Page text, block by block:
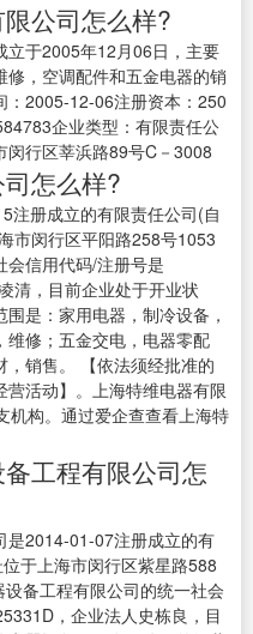
公司怎么样?
立于2005年12月06日，主要
，空调配件和五金电器的销
：2005-12-06注册资本：250
企业类型：有限责任公
行区莘浜路89号C－3008
怎么样?
注册成立的有限责任公司(自
市闵行区平阳路258号1053
会信用代码/注册号是
清，目前企业处于开业状
是：家用电器，制冷设备，
修；五金交电，电器零配
销售。 【依法须经批准的
活动】。上海特维电器有限
机构。通过爱企查查看上海特
工程有限公司怎
是2014-01-07注册成立的有
于上海市闵行区紫星路588
备工程有限公司的统一社会
，企业法人史栋良，目